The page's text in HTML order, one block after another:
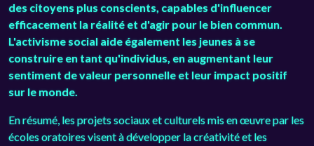
des citoyens plus conscients, capables d'influencer
efficacement la réalité et d'agir pour le bien commun.
L'activisme social aide également les jeunes à se
construire en tant qu'individus, en augmentant leur
sentiment de valeur personnelle et leur impact positif
sur le monde.
En résumé, les projets sociaux et culturels mis en œuvre par les
écoles oratoires visent à développer la créativité et les